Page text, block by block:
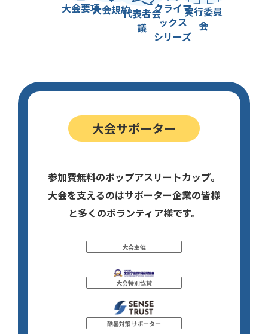
大会要項大会規約代表者会
議
クライマ
ックス
シリーズ
実行委員
会
大会サポーター
参加費無料のポップアスリートカップ。
大会を支えるのはサポーター企業の皆様
と多くのボランティア様です。
大会主催
大会特別協賛
酷暑対策サポーター